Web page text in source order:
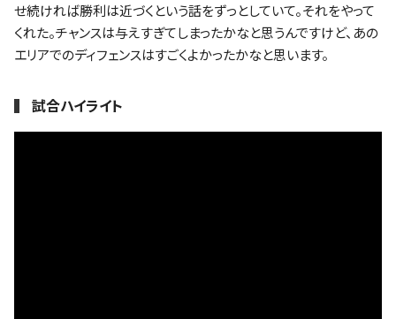
せ続ければ勝利は近づくという話をずっとしていて。それをやって
くれた。チャンスは与えすぎてしまったかなと思うんですけど、あの
エリアでのディフェンスはすごくよかったかなと思います。
試合ハイライト